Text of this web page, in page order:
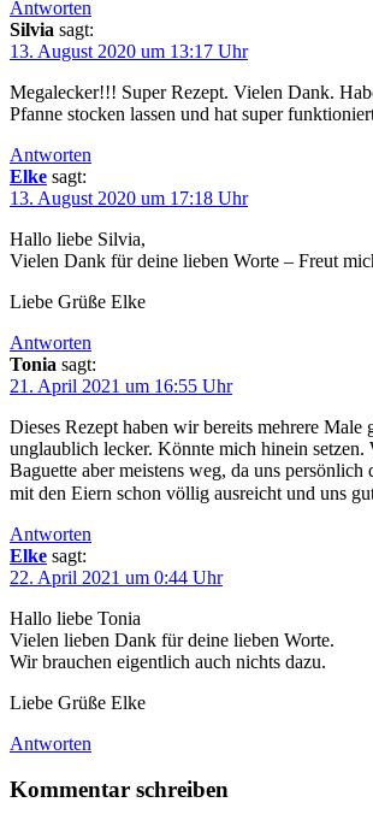
Antworten
Silvia sagt:
13. August 2020 um 13:17 Uhr
Megalecker!!! Super Rezept. Vielen Dank.
Pfanne stocken lassen und hat super
Antworten
Elke sagt:
13. August 2020 um 17:18 Uhr
Hallo liebe Silvia,
Vielen Dank für deine lieben Worte – Freut
Liebe Grüße Elke
Antworten
Tonia sagt:
21. April 2021 um 16:55 Uhr
Dieses Rezept haben wir bereits mehrere Male
unglaublich lecker. Könnte mich hinein setzen.
Baguette aber meistens weg, da uns persönlich
mit den Eiern schon völlig ausreicht und uns
Antworten
Elke sagt:
22. April 2021 um 0:44 Uhr
Hallo liebe Tonia
Vielen lieben Dank für deine lieben Worte.
Wir brauchen eigentlich auch nichts dazu.
Liebe Grüße Elke
Antworten
Kommentar schreiben